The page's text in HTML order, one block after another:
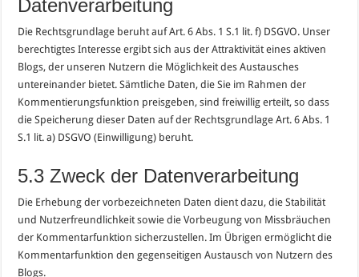
Datenverarbeitung
Die Rechtsgrundlage beruht auf Art. 6 Abs. 1 S.1 lit. f) DSGVO. Unser
berechtigtes Interesse ergibt sich aus der Attraktivität eines aktiven
Blogs, der unseren Nutzern die Möglichkeit des Austausches
untereinander bietet. Sämtliche Daten, die Sie im Rahmen der
Kommentierungsfunktion preisgeben, sind freiwillig erteilt, so dass
die Speicherung dieser Daten auf der Rechtsgrundlage Art. 6 Abs. 1
S.1 lit. a) DSGVO (Einwilligung) beruht.
5.3 Zweck der Datenverarbeitung
Die Erhebung der vorbezeichneten Daten dient dazu, die Stabilität
und Nutzerfreundlichkeit sowie die Vorbeugung von Missbräuchen
der Kommentarfunktion sicherzustellen. Im Übrigen ermöglicht die
Kommentarfunktion den gegenseitigen Austausch von Nutzern des
Blogs.